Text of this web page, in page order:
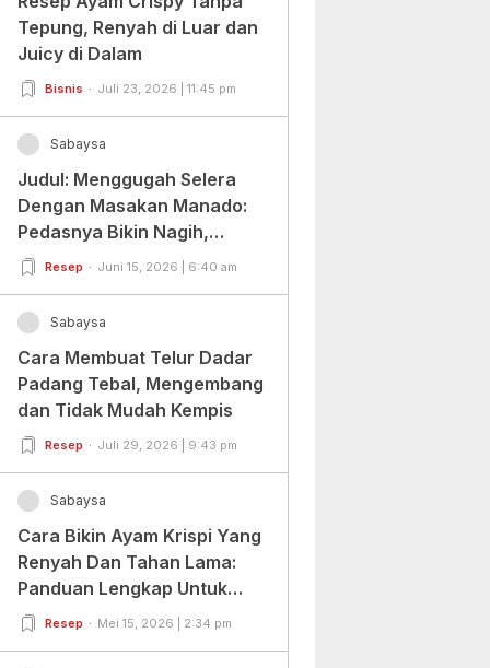
Tepung, Renyah di Luar dan
Juicy di Dalam
Bisnis Juli 23, 2026 | 11:45 pm
Sabaysa
Judul: Menggugah Selera
Dengan Masakan Manado:
Pedasnya Bikin Nagih,
Ragamnya Bikin Ketagihan!
Resep Juni 15, 2026 | 6:40 am
Sabaysa
Cara Membuat Telur Dadar
Padang Tebal, Mengembang
dan Tidak Mudah Kempis
Resep Juli 29, 2026 | 9:43 pm
Sabaysa
Cara Bikin Ayam Krispi Yang
Renyah Dan Tahan Lama:
Panduan Lengkap Untuk
Pemula Dan Profesional
Resep Mei 15, 2026 | 2:34 pm